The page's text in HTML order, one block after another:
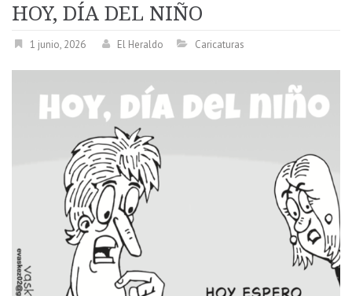
HOY, DÍA DEL NIÑO
1 junio, 2026 El Heraldo Caricaturas